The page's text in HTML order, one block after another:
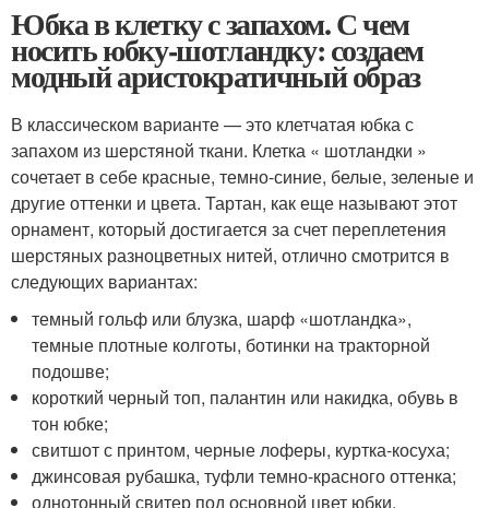
Юбка в клетку с запахом. С чем
носить юбку-шотландку: создаем
модный аристократичный образ
В классическом варианте — это клетчатая юбка с
запахом из шерстяной ткани. Клетка « шотландки »
сочетает в себе красные, темно-синие, белые, зеленые и
другие оттенки и цвета. Тартан, как еще называют этот
орнамент, который достигается за счет переплетения
шерстяных разноцветных нитей, отлично смотрится в
следующих вариантах:
темный гольф или блузка, шарф «шотландка»,
темные плотные колготы, ботинки на тракторной
подошве;
короткий черный топ, палантин или накидка, обувь в
тон юбке;
свитшот с принтом, черные лоферы, куртка-косуха;
джинсовая рубашка, туфли темно-красного оттенка;
однотонный свитер под основной цвет юбки.